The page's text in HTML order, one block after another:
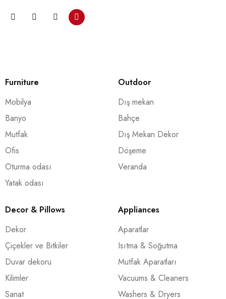
Furniture
Mobilya
Banyo
Mutfak
Ofis
Oturma odası
Yatak odası
Outdoor
Dış mekan
Bahçe
Dış Mekan Dekor
Döşeme
Veranda
Decor & Pillows
Dekor
Çiçekler ve Bitkiler
Duvar dekoru
Kilimler
Sanat
Appliances
Aparatlar
Isıtma & Soğutma
Mutfak Aparatları
Vacuums & Cleaners
Washers & Dryers